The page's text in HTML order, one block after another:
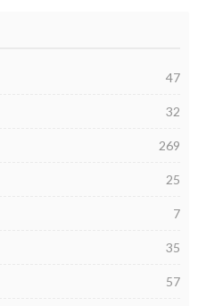
47
32
269
25
7
35
57